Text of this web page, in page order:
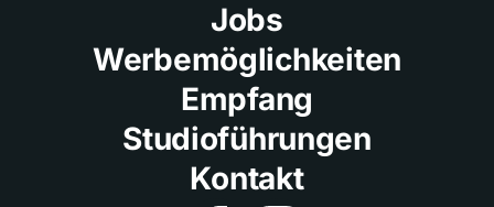
Jobs
Werbemöglichkeiten
Empfang
Studioführungen
Kontakt